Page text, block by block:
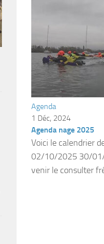
Agenda
1 Déc, 2024
Agenda nage 2025
Voici le calendrier
02/10/2025 30/01/
venir le consulter